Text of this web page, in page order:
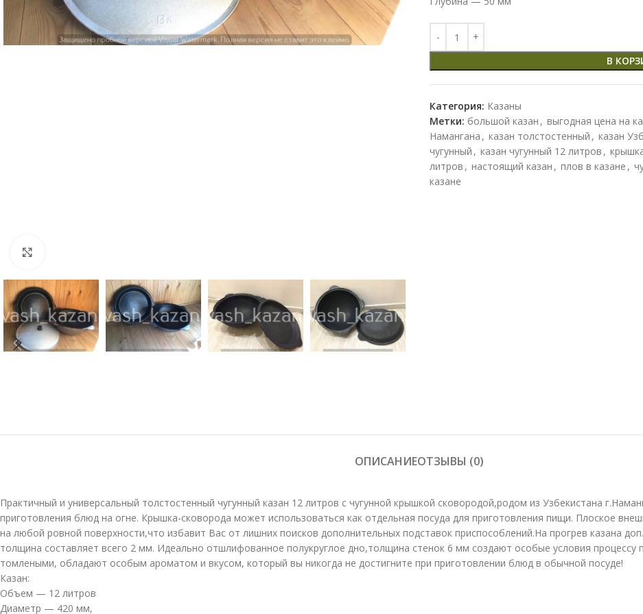
В
Категория: Казаны
Метки: большой казан , выгодная цена на
Намангана , казан толстостенный , казан
чугунный , казан чугунный 12 литров ,
литров , настоящий казан , плов в казане ,
казане
ОПИСАНИЕОТЗЫВЫ (0)
Практичный и универсальный толстостенный чугунный казан 12 литров с чугунной крышкой сковородой,родом из Узбекистана
приготовления блюд на огне. Крышка-сковорода может использоваться как отдельная посуда для приготовления пищи. Плоское
на любой ровной поверхности,что избавит Вас от лишних поисков дополнительных подставок приспособлений.На прогрев казана
толщина составляет всего 2 мм. Идеально отшлифованное полукруглое дно,толщина стенок 6 мм создают особые условия процессу
томлеными, обладают особым ароматом и вкусом, который вы никогда не достигните при приготовлении блюд в обычной посуде!
Казан:
Объем — 12 литров
Диаметр — 420 мм,